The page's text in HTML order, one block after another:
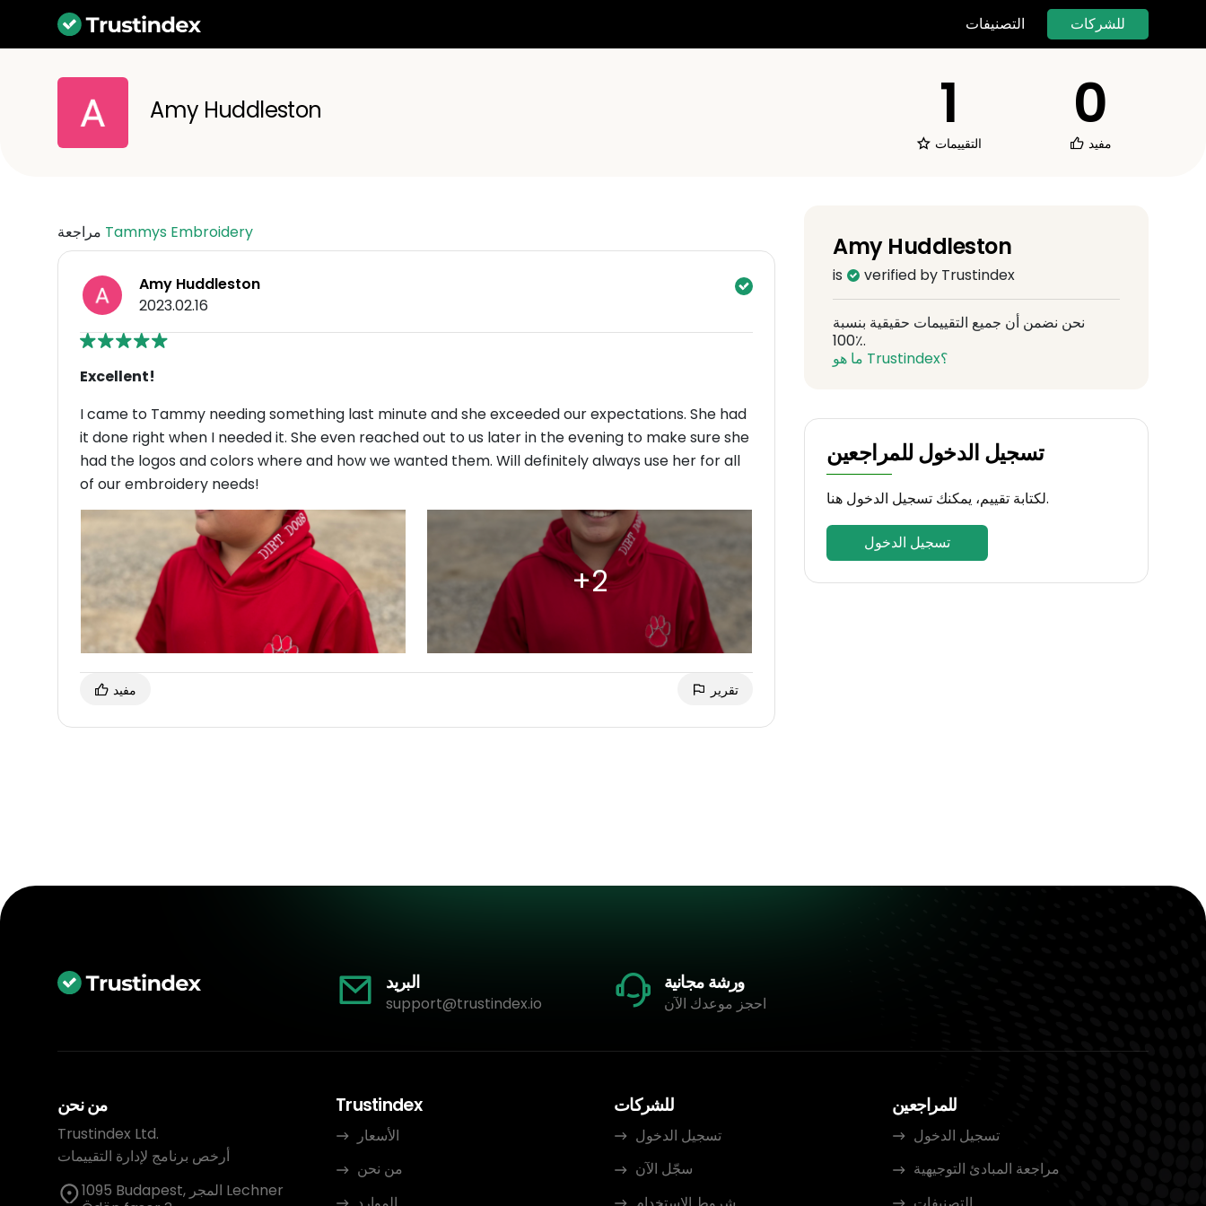
التصنيفات للشركات
Amy Huddleston 1
التقييمات
0
مفيد
Tammys Embroidery
Amy Huddleston
2023.02.16
Excellent!
I came to Tammy needing something last minute and she exceeded our expectations. She had
it done right when I needed it. She even reached out to us later in the evening to make sure she
had the logos and colors where and how we wanted them. Will definitely always use her for all
of our embroidery needs!
مفيد تقرير
Amy Huddleston
is verified by Trustindex
نحن نضمن أن جميع التقييمات حقيقية بنسبة
100٪.
ما هو Trustindex؟
تسجيل الدخول للمراجعين
لكتابة تقييم، يمكنك تسجيل الدخول هنا.
تسجيل الدخول
البريد
support@trustindex.io
ورشة مجانية
احجز موعدك الآن
من نحن
Trustindex Ltd.
أرخص برنامج لإدارة التقييمات
1095 Budapest, المجر Lechner
Trustindex
الأسعار
من نحن
للشركات
تسجيل الدخول
سجّل الآن
للمراجعين
تسجيل الدخول
مراجعة المبادئ التوجيهية